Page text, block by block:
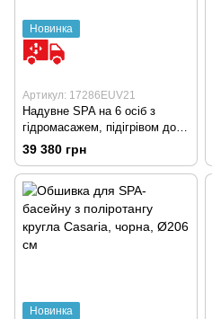
Новинка
Артикул: 17286EUV21
Надувне SPA на 6 осіб з
гідромасажем, підігрівом до
42°C, LED-підсвіткою та
термокришкою
39 380 грн
Новинка